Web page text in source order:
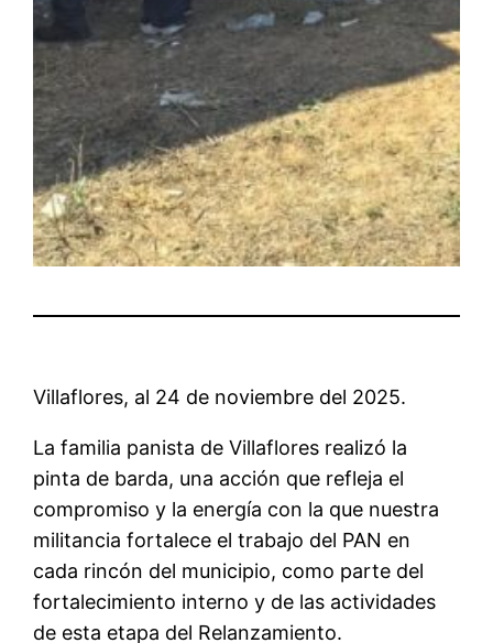
Villaflores, al 24 de noviembre del 2025.
La familia panista de Villaflores realizó la
pinta de barda, una acción que refleja el
compromiso y la energía con la que nuestra
militancia fortalece el trabajo del PAN en
cada rincón del municipio, como parte del
fortalecimiento interno y de las actividades
de esta etapa del Relanzamiento.